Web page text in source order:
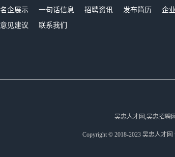
名企展示 一句话信息 招聘资讯 发布简历 企
意见建议 联系我们
吴忠人才网,吴忠招聘
Copyright © 2018-2023 吴忠人才网